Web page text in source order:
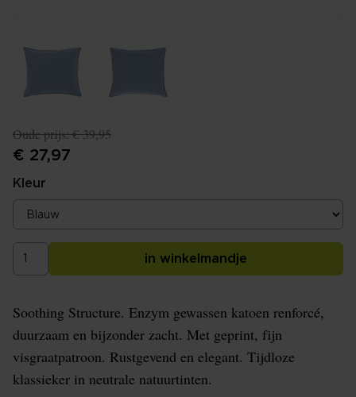
Oude prijs:€ 39,95
€ 27,97
Kleur
in winkelmandje
Soothing Structure. Enzym gewassen katoen renforcé,
duurzaam en bijzonder zacht. Met geprint, fijn
visgraatpatroon. Rustgevend en elegant. Tijdloze
klassieker in neutrale natuurtinten.